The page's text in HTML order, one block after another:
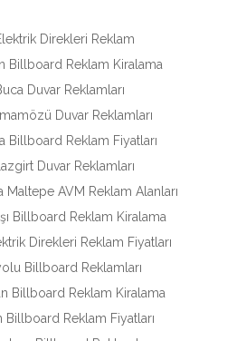
Direkleri Reklam
Billboard Reklam Kiralama
Duvar Reklamları
Duvar Reklamları
Billboard Reklam Fiyatları
Duvar Reklamları
Maltepe AVM Reklam Alanları
Billboard Reklam Kiralama
Direkleri Reklam Fiyatları
Billboard Reklamları
Billboard Reklam Kiralama
Billboard Reklam Fiyatları